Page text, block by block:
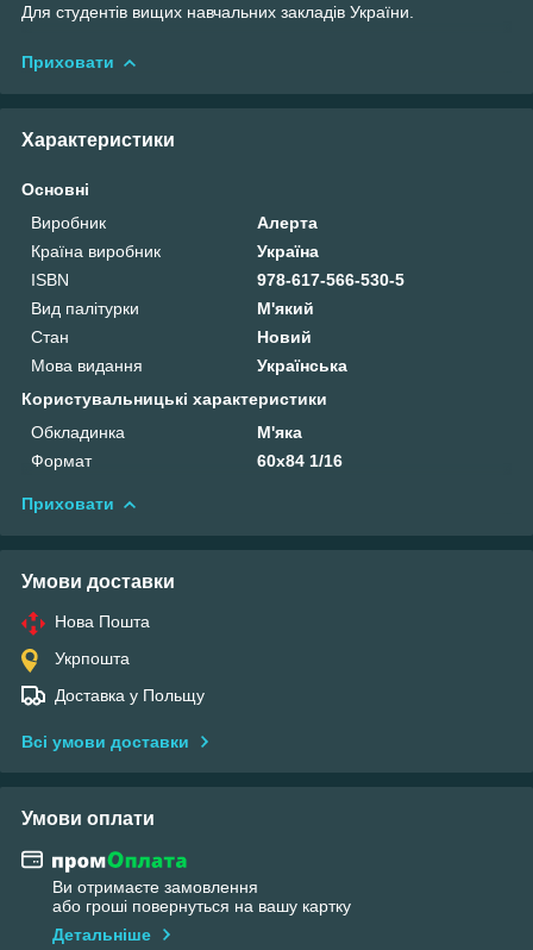
Для студентів вищих навчальних закладів України.
Приховати
Характеристики
Основні
Виробник
Алерта
Країна виробник
Україна
ISBN
978-617-566-530-5
Вид палітурки
М'який
Стан
Новий
Мова видання
Українська
Користувальницькі характеристики
Обкладинка
М'яка
Формат
60х84 1/16
Приховати
Умови доставки
Нова Пошта
Укрпошта
Доставка у Польщу
Всі умови доставки
Умови оплати
Ви отримаєте замовлення
або гроші повернуться на вашу картку
Детальніше